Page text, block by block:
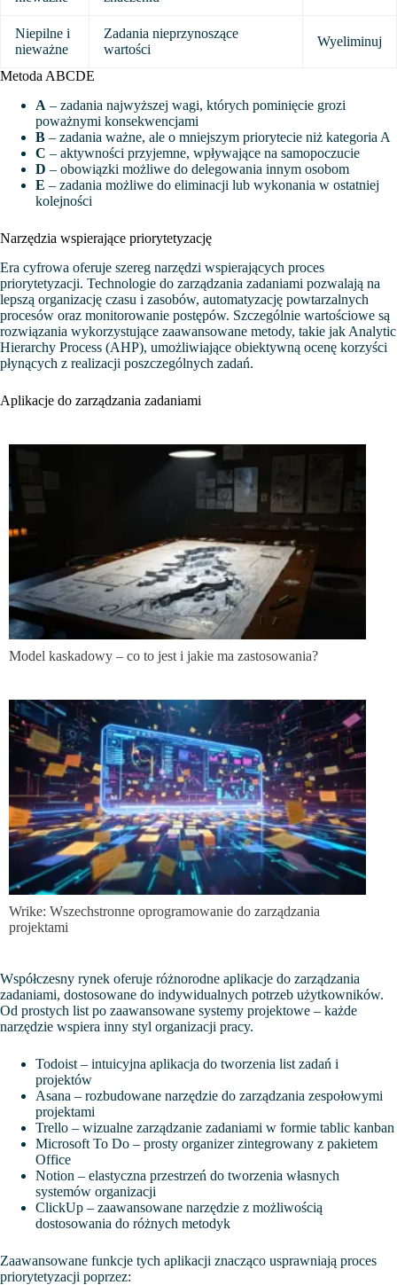
Niepilne i
nieważne
Zadania nieprzynoszące
wartości
Wyeliminuj
Metoda ABCDE
A – zadania najwyższej wagi, których pominięcie grozi
poważnymi konsekwencjami
B – zadania ważne, ale o mniejszym priorytecie niż kategoria A
C – aktywności przyjemne, wpływające na samopoczucie
D – obowiązki możliwe do delegowania innym osobom
E – zadania możliwe do eliminacji lub wykonania w ostatniej
kolejności
Narzędzia wspierające priorytetyzację
Era cyfrowa oferuje szereg narzędzi wspierających proces
priorytetyzacji. Technologie do zarządzania zadaniami pozwalają na
lepszą organizację czasu i zasobów, automatyzację powtarzalnych
procesów oraz monitorowanie postępów. Szczególnie wartościowe są
rozwiązania wykorzystujące zaawansowane metody, takie jak Analytic
Hierarchy Process (AHP), umożliwiające obiektywną ocenę korzyści
płynących z realizacji poszczególnych zadań.
Aplikacje do zarządzania zadaniami
Model kaskadowy – co to jest i jakie ma zastosowania?
Wrike: Wszechstronne oprogramowanie do zarządzania
projektami
Współczesny rynek oferuje różnorodne aplikacje do zarządzania
zadaniami, dostosowane do indywidualnych potrzeb użytkowników.
Od prostych list po zaawansowane systemy projektowe – każde
narzędzie wspiera inny styl organizacji pracy.
Todoist – intuicyjna aplikacja do tworzenia list zadań i
projektów
Asana – rozbudowane narzędzie do zarządzania zespołowymi
projektami
Trello – wizualne zarządzanie zadaniami w formie tablic kanban
Microsoft To Do – prosty organizer zintegrowany z pakietem
Office
Notion – elastyczna przestrzeń do tworzenia własnych
systemów organizacji
ClickUp – zaawansowane narzędzie z możliwością
dostosowania do różnych metodyk
Zaawansowane funkcje tych aplikacji znacząco usprawniają proces
priorytetyzacji poprzez: